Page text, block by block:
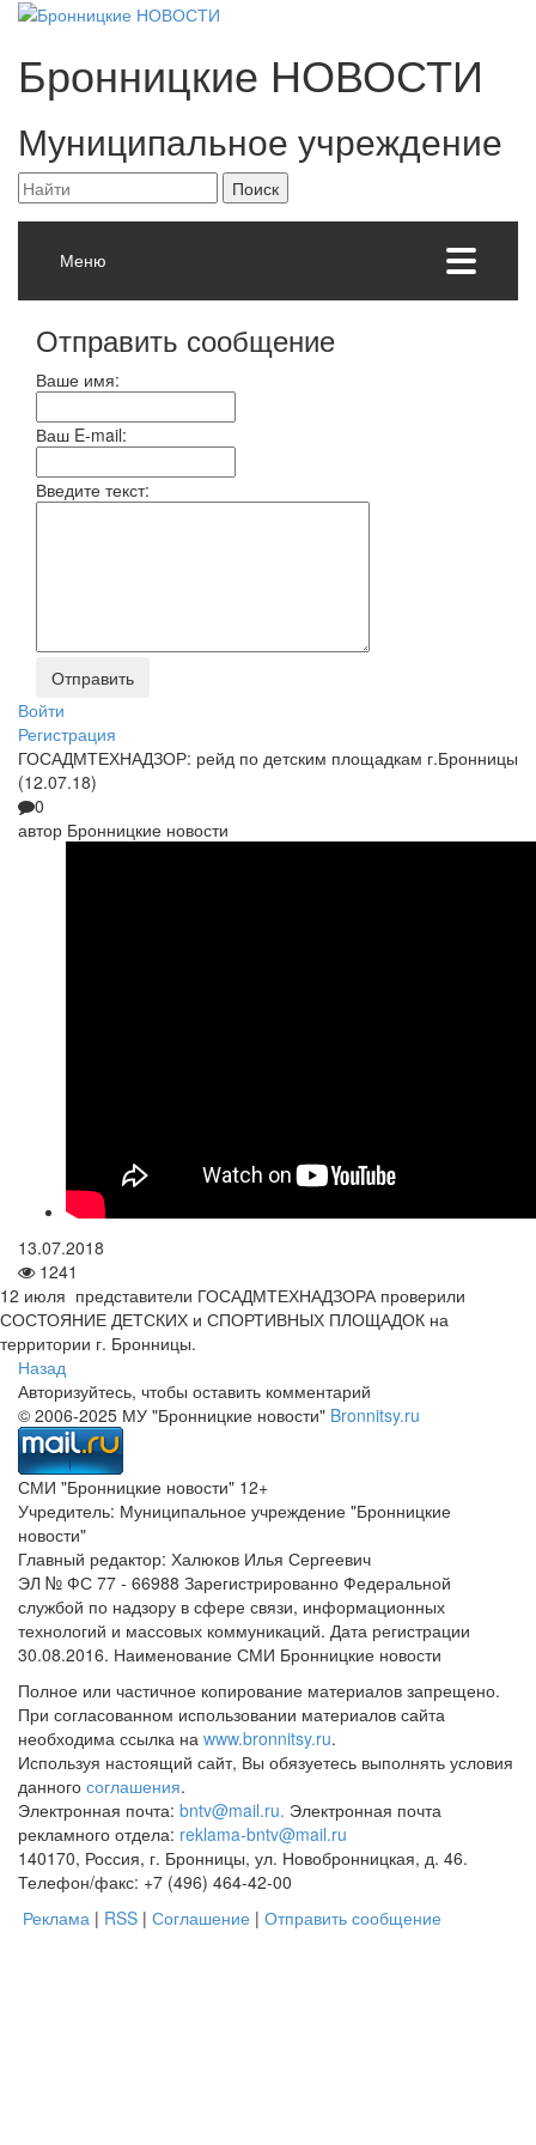
Бронницкие НОВОСТИ
Муниципальное учреждение
Меню
Отправить сообщение
Ваше имя:
Ваш E-mail:
Введите текст:
Войти
Регистрация
ГОСАДМТЕХНАДЗОР: рейд по детским площадкам г.Бронницы
(12.07.18)
0
автор Бронницкие новости
13.07.2018
1241
12 июля представители ГОСАДМТЕХНАДЗОРА проверили
СОСТОЯНИЕ ДЕТСКИХ и СПОРТИВНЫХ ПЛОЩАДОК на
территории г. Бронницы.
Назад
Авторизуйтесь, чтобы оставить комментарий
© 2006-2025 МУ "Бронницкие новости" Bronnitsy.ru
СМИ "Бронницкие новости" 12+
Учредитель: Муниципальное учреждение "Бронницкие
новости"
Главный редактор: Халюков Илья Сергеевич
ЭЛ № ФС 77 - 66988 Зарегистрированно Федеральной
службой по надзору в сфере связи, информационных
технологий и массовых коммуникаций. Дата регистрации
30.08.2016. Наименование СМИ Бронницкие новости
Полное или частичное копирование материалов запрещено.
При согласованном использовании материалов сайта
необходима ссылка на www.bronnitsy.ru.
Используя настоящий сайт, Вы обязуетесь выполнять условия
данного соглашения.
Электронная почта: bntv@mail.ru. Электронная почта
рекламного отдела: reklama-bntv@mail.ru
140170, Россия, г. Бронницы, ул. Новобронницкая, д. 46.
Телефон/факс: +7 (496) 464-42-00
Реклама | RSS | Соглашение | Отправить сообщение